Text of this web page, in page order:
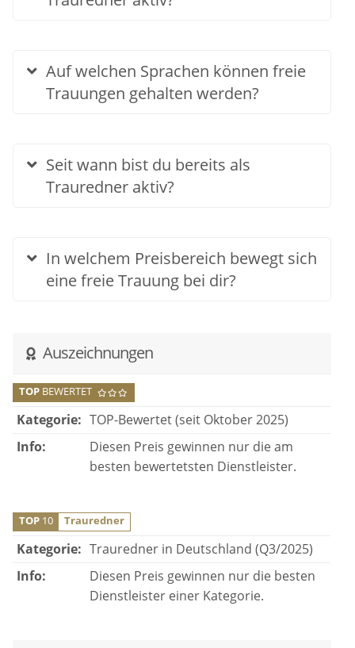
Auf welchen Sprachen können freie
Trauungen gehalten werden?
Seit wann bist du bereits als
Trauredner aktiv?
In welchem Preisbereich bewegt sich
eine freie Trauung bei dir?
Auszeichnungen
TOP BEWERTET
Kategorie: TOP-Bewertet (seit Oktober 2025)
Info:
Diesen Preis gewinnen nur die am
besten bewertetsten Dienstleister.
TOP 10 Trauredner
Kategorie: Trauredner in Deutschland (Q3/2025)
Info:
Diesen Preis gewinnen nur die besten
Dienstleister einer Kategorie.